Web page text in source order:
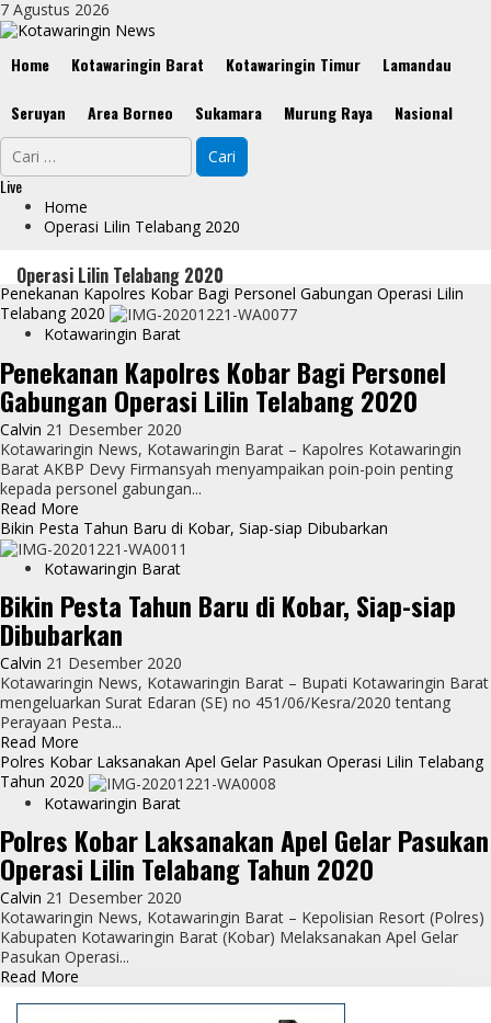
Skip
to
7 Agustus 2026
Menu
Home Kotawaringin Barat Kotawaringin Timur Lamandau
Seruyan Area Borneo Sukamara Murung Raya Nasional
Cari
untuk:
Live
Home
Operasi Lilin Telabang 2020
Operasi Lilin Telabang 2020
Penekanan Kapolres Kobar Bagi Personel Gabungan Operasi Lilin
Telabang 2020
Kotawaringin Barat
Penekanan Kapolres Kobar Bagi Personel
Gabungan Operasi Lilin Telabang 2020
Calvin 21 Desember 2020
Kotawaringin News, Kotawaringin Barat – Kapolres Kotawaringin
Barat AKBP Devy Firmansyah menyampaikan poin-poin penting
kepada personel gabungan...
Read More
more
about
Penekanan
Kapolres
Kobar
Bagi
Personel
Gabungan
Operasi
Lilin
Telabang
Bikin Pesta Tahun Baru di Kobar, Siap-siap Dibubarkan
Kotawaringin Barat
Bikin Pesta Tahun Baru di Kobar, Siap-siap
Dibubarkan
Calvin 21 Desember 2020
Kotawaringin News, Kotawaringin Barat – Bupati Kotawaringin Barat
mengeluarkan Surat Edaran (SE) no 451/06/Kesra/2020 tentang
Perayaan Pesta...
Read More
more
about
Bikin
Pesta
Tahun
Baru
di
Kobar,
Siap-
siap
Dibubarkan
Polres Kobar Laksanakan Apel Gelar Pasukan Operasi Lilin Telabang
Tahun 2020
Kotawaringin Barat
Polres Kobar Laksanakan Apel Gelar Pasukan
Operasi Lilin Telabang Tahun 2020
Calvin 21 Desember 2020
Kotawaringin News, Kotawaringin Barat – Kepolisian Resort (Polres)
Kabupaten Kotawaringin Barat (Kobar) Melaksanakan Apel Gelar
Pasukan Operasi...
Read More